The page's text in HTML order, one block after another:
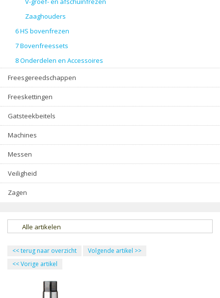
Zaaghouders
6 HS bovenfrezen
7 Bovenfreessets
8 Onderdelen en Accessoires
Freesgereedschappen
Freeskettingen
Gatsteekbeitels
Machines
Messen
Veiligheid
Zagen
Alle artikelen
<<terug naar overzicht Volgende artikel >>
<<Vorige artikel